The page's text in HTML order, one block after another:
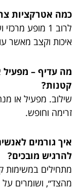
כמה אטרקציות
איכות וקצב מאשר
מה עדיף – מפעיל
קטנות?
שילוב. מפעיל או
זרימה וחופש.
איך גורמים
להרגיש מובכים?
מתחילים במשימות
מהצד״, ושומרים